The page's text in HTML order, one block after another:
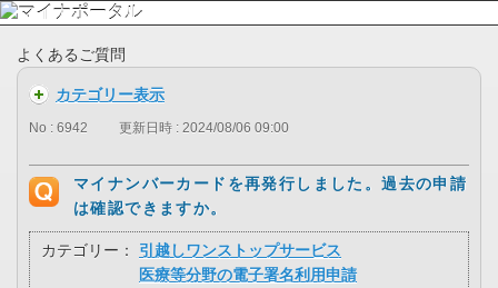
よくあるご質問
カテゴリー表示
No : 6942 更新日時 : 2024/08/06 09:00
マイナンバーカードを再発行しました。過去の申請
は確認できますか。
カテゴリー：
引越しワンストップサービス
医療等分野の電子署名利用申請